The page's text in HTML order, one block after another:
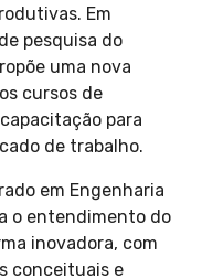
Em
pesquisa do
uma nova
cursos de
para
de trabalho.
em Engenharia
o entendimento do
inovadora, com
conceituais e